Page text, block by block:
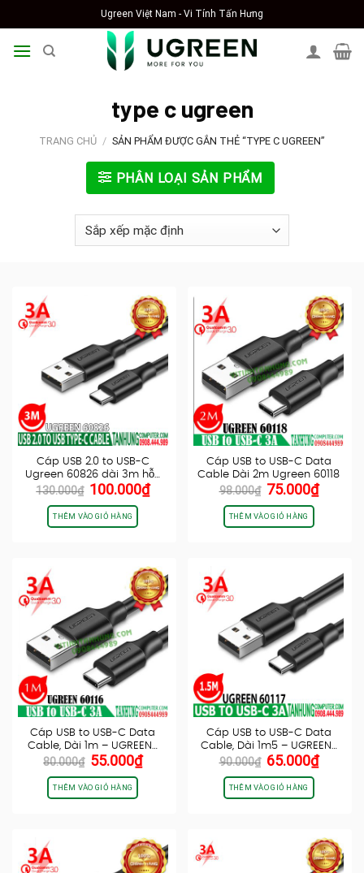
to
content
Ugreen Việt Nam - Vi Tính Tấn Hưng
type c ugreen
TRANG CHỦ / SẢN PHẨM ĐƯỢC GẮN THẺ “TYPE C UGREEN”
PHÂN LOẠI SẢN PHẨM
Cáp USB 2.0 to USB-C
Ugreen 60826 dài 3m hỗ…
130.000₫ Giá
gốc
là:
130.000₫.
100.000₫Giá
THÊM VÀO GIỎ HÀNG
Cáp USB to USB-C Data
Cable Dài 2m Ugreen 60118
98.000₫ Giá
gốc
là:
98.000₫.
75.000₫Giá
THÊM VÀO GIỎ HÀNG
Cáp USB to USB-C Data
Cable, Dài 1m – UGREEN…
80.000₫ Giá
gốc
là:
80.000₫.
55.000₫Giá
THÊM VÀO GIỎ HÀNG
Cáp USB to USB-C Data
Cable, Dài 1m5 – UGREEN…
90.000₫ Giá
gốc
là:
90.000₫.
65.000₫Giá
THÊM VÀO GIỎ HÀNG